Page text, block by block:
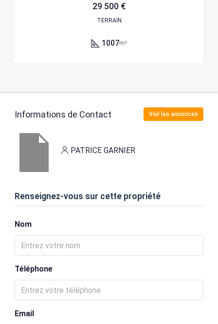
29 500 €
TERRAIN
1007m²
Informations de Contact Voir les annonces
PATRICE GARNIER
Renseignez-vous sur cette propriété
Nom
Téléphone
Email